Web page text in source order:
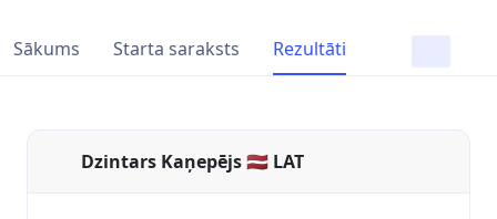
Sākums Starta saraksts Rezultāti
Dzintars Kaņepējs 🇱🇻 LAT